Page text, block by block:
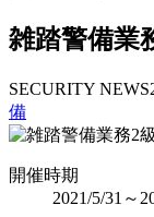
雑踏警備業
SECURITY NEWS
備
開催時期
2021/5/31～